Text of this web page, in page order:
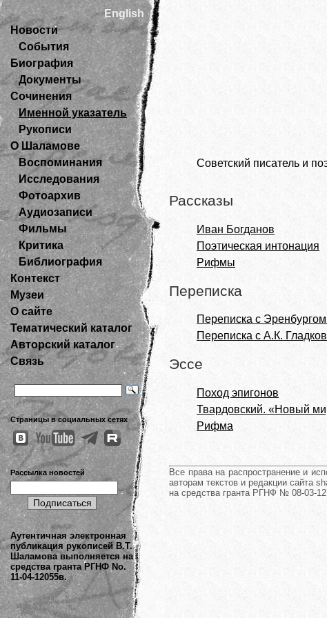
English
Новости
События
Биография
Документы
Сочинения
Именной указатель
Рукописи
О Шаламове
Воспоминания
Исследования
Фотоархив
Аудиозаписи
Фильмы
Критика
Библиография
Контекст
Музеи
О сайте
Тематический каталог
Авторский каталог
Связь
Страницы в социальных сетях
Рассылка новостей
Аутентичная электронная
публикация рукописей В.Т.
Шаламова выполняется на
средства гранта РГНФ No.
11-04-12055в.
Советский писатель и
Рассказы
Иван Богданов
Поэтическая интонация
Рифмы
Переписка
Переписка с
Переписка с А.К.
Эссе
Поход эпигонов
Твардовский. «Новый
Рифма
Все права на распространение и
авторам текстов и редакции сайта
на средства гранта РГНФ № 08-03-